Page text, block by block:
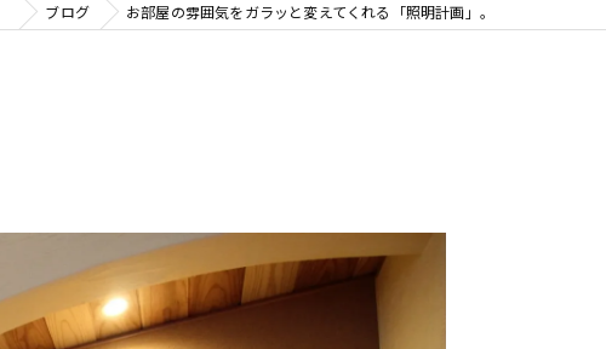
ブログ お部屋の雰囲気をガラッと変えてくれる「照明計画」。